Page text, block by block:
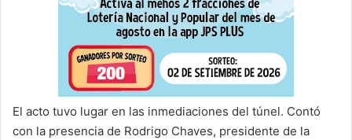
El acto tuvo lugar en las inmediaciones del túnel. Contó
con la presencia de Rodrigo Chaves, presidente de la